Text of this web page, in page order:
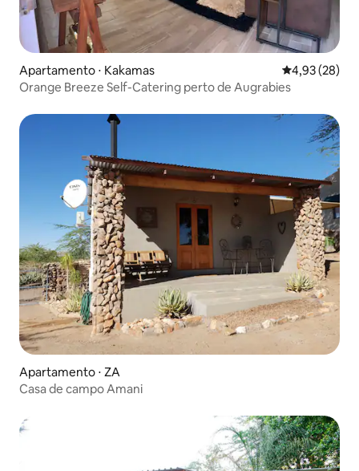
Apartamento ⋅ Kakamas 4,93 de uma
4,93 (28)
Orange Breeze Self-Catering perto de Augrabies
Apartamento ⋅ ZA
Casa de campo Amani